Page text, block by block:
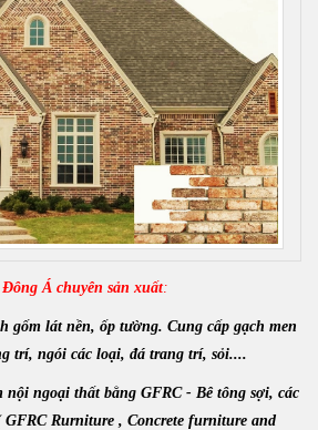
Đông Á chuyên sản xuất:
gốm lát nền, ốp tường. Cung cấp gạch men
trí, ngói các loại, đá trang trí, sỏi....
nội ngoại thất bằng GFRC - Bê tông sợi, các
GFRC Rurniture , Concrete furniture and